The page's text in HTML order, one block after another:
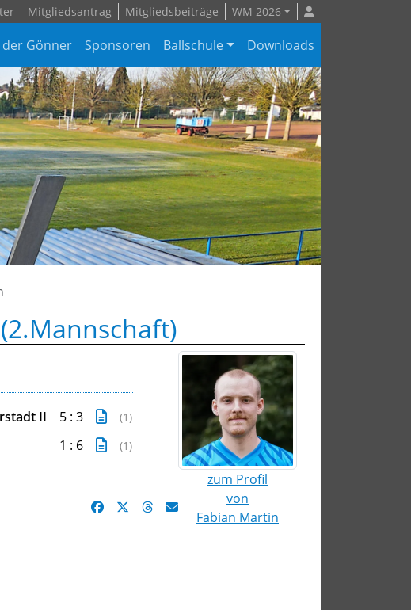
Mitgliedsantrag Mitgliedsbeiträge WM 2026
der Gönner Sponsoren Ballschule Downloads
zum Profil
von
Fabian Martin
II 5 : 3 (1)
1 : 6 (1)